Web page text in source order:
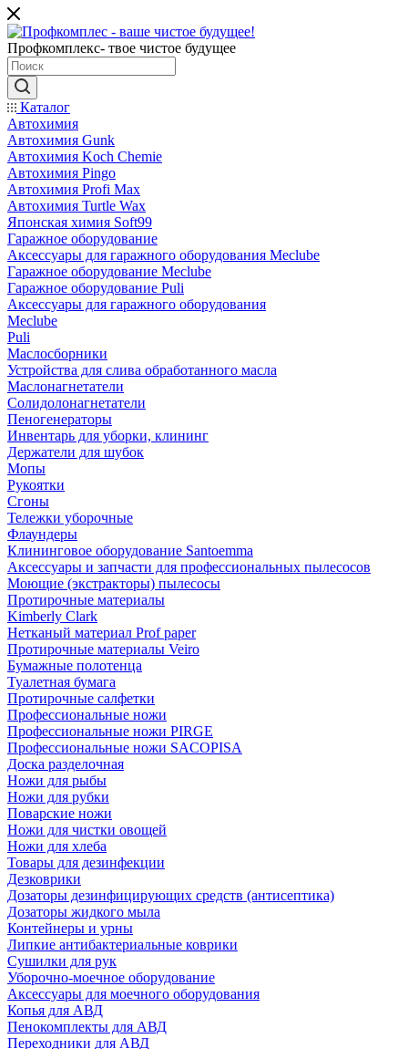
Профкомплекс- твое чистое будущее
Каталог
Автохимия
Автохимия Gunk
Автохимия Koch Chemie
Автохимия Pingo
Автохимия Profi Max
Автохимия Turtle Wax
Японская химия Soft99
Гаражное оборудование
Аксессуары для гаражного оборудования Meclube
Гаражное оборудование Meclube
Гаражное оборудование Puli
Аксессуары для гаражного оборудования
Meclube
Puli
Маслосборники
Устройства для слива обработанного масла
Маслонагнетатели
Солидолонагнетатели
Пеногенераторы
Инвентарь для уборки, клининг
Держатели для шубок
Мопы
Рукоятки
Сгоны
Тележки уборочные
Флаундеры
Клининговое оборудование Santoemma
Аксессуары и запчасти для профессиональных пылесосов
Моющие (экстракторы) пылесосы
Протирочные материалы
Kimberly Clark
Нетканый материал Prof paper
Протирочные материалы Veiro
Бумажные полотенца
Туалетная бумага
Протирочные салфетки
Профессиональные ножи
Профессиональные ножи PIRGE
Профессиональные ножи SACOPISA
Доска разделочная
Ножи для рыбы
Ножи для рубки
Поварские ножи
Ножи для чистки овощей
Ножи для хлеба
Товары для дезинфекции
Дезковрики
Дозаторы дезинфицирующих средств (антисептика)
Дозаторы жидкого мыла
Контейнеры и урны
Липкие антибактериальные коврики
Сушилки для рук
Уборочно-моечное оборудование
Аксессуары для моечного оборудования
Копья для АВД
Пенокомплекты для АВД
Переходники для АВД